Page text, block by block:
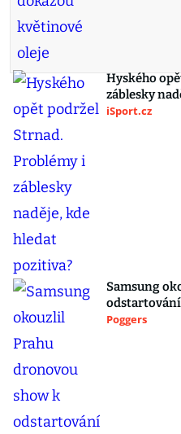
Hyského
záblesky
iSport.cz
Samsung
Poggers